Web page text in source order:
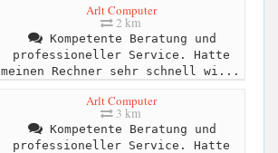
Arlt Computer
2 km
Kompetente Beratung und
professioneller Service. Hatte
meinen Rechner sehr schnell wi...
Arlt Computer
3 km
Kompetente Beratung und
professioneller Service. Hatte